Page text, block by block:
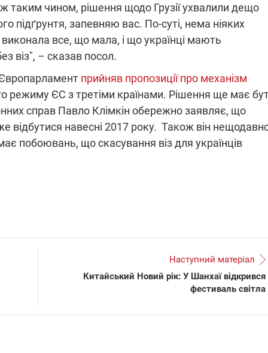
таким чином, рішення щодо Грузії ухвалили дещо
підґрунтя, запевняю вас. По-суті, нема ніяких
все, що мала, і що українці мають
віз", – сказав посол.
прийняв пропозиції про механізм
режиму ЄС з третіми країнами. Рішення ще має
справ Павло Клімкін обережно заявляє, що
відбутися навесні 2017 року. Також він
побоювань, що скасування віз для українців
Наступний матеріал
Китайський Новий рік: У Шанхаї відкрився
фестиваль світла